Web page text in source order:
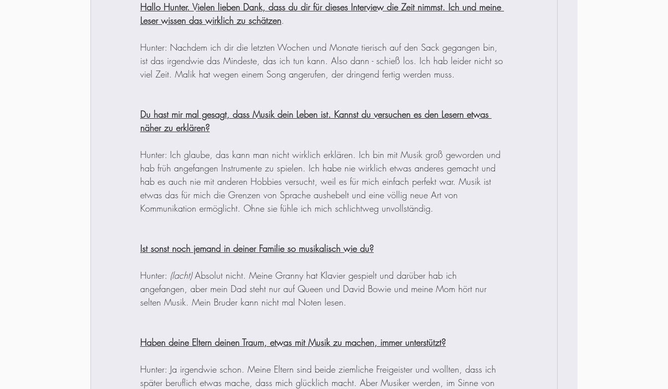
Hallo Hunter. Vielen lieben Dank, dass du dir für dieses Interview die Zeit nimmst. Ich und meine
Leser wissen das wirklich zu schätzen.
Hunter: Nachdem ich dir die letzten Wochen und Monate tierisch auf den Sack gegangen bin,
ist das irgendwie das Mindeste, das ich tun kann. Also dann - schieß los. Ich hab leider nicht so
viel Zeit. Malik hat wegen einem Song angerufen, der dringend fertig werden muss.
Du hast mir mal gesagt, dass Musik dein Leben ist. Kannst du versuchen es den Lesern etwas
näher zu erklären?
Hunter: Ich glaube, das kann man nicht wirklich erklären. Ich bin mit Musik groß geworden und
hab früh angefangen Instrumente zu spielen. Ich habe nie wirklich etwas anderes gemacht und
hab es auch nie mit anderen Hobbies versucht, weil es für mich einfach perfekt war. Musik ist
etwas das für mich die Grenzen von Sprache aushebelt und eine völlig neue Art von
Kommunikation ermöglicht. Ohne sie fühle ich mich schlichtweg unvollständig.
Ist sonst noch jemand in deiner Familie so musikalisch wie du?
Hunter: (lacht) Absolut nicht. Meine Granny hat Klavier gespielt und darüber hab ich
angefangen, aber mein Dad steht nur auf Queen und David Bowie und meine Mom hört nur
selten Musik. Mein Bruder kann nicht mal Noten lesen.
Haben deine Eltern deinen Traum, etwas mit Musik zu machen, immer unterstützt?
Hunter: Ja irgendwie schon. Meine Eltern sind beide ziemliche Freigeister und wollten, dass ich
später beruflich etwas mache, dass mich glücklich macht. Aber Musiker werden, im Sinne von